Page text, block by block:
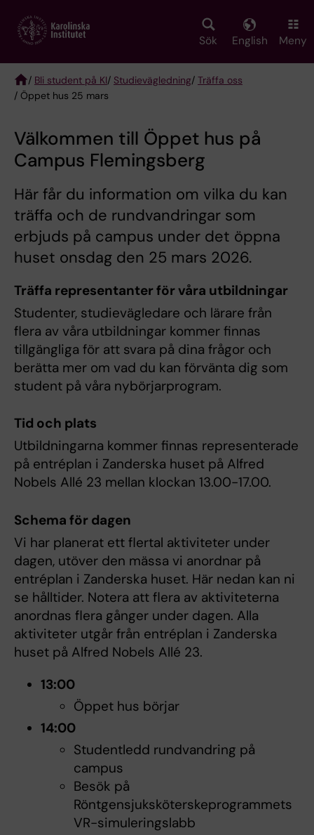
main
Sök English Meny
Breadcrumb
/ Bli student på KI/ Studievägledning/ Träffa oss
/ Öppet hus 25 mars
Välkommen till Öppet hus på
Campus Flemingsberg
Här får du information om vilka du kan
träffa och de rundvandringar som
erbjuds på campus under det öppna
huset onsdag den 25 mars 2026.
Träffa representanter för våra utbildningar
Studenter, studievägledare och lärare från
flera av våra utbildningar kommer finnas
tillgängliga för att svara på dina frågor och
berätta mer om vad du kan förvänta dig som
student på våra nybörjarprogram.
Tid och plats
Utbildningarna kommer finnas representerade
på entréplan i Zanderska huset på Alfred
Nobels Allé 23 mellan klockan 13.00-17.00.
Schema för dagen
Vi har planerat ett flertal aktiviteter under
dagen, utöver den mässa vi anordnar på
entréplan i Zanderska huset. Här nedan kan ni
se hålltider. Notera att flera av aktiviteterna
anordnas flera gånger under dagen. Alla
aktiviteter utgår från entréplan i Zanderska
huset på Alfred Nobels Allé 23.
13:00
Öppet hus börjar
14:00
Studentledd rundvandring på
campus
Besök på
Röntgensjuksköterskeprogrammets
VR-simuleringslabb